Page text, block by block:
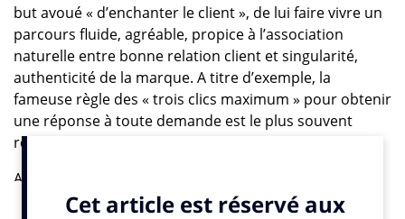
but avoué « d’enchanter le client », de lui faire vivre un
parcours fluide, agréable, propice à l’association
naturelle entre bonne relation client et singularité,
authenticité de la marque. A titre d’exemple, la
fameuse règle des « trois clics maximum » pour obtenir
une réponse à toute demande est le plus souvent
respectée sur les sites internet des entreprises.
A l’inverse, au sein même de l’entreprise, rien n’est fait
pour simplifier la vie du collaborateur dans sa vie de